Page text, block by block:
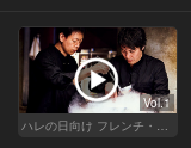
Vol.1